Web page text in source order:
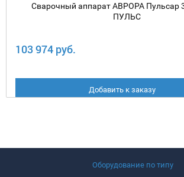
Сварочный аппарат АВРОРА Пульсар
ПУЛЬС
103 974 руб.
Добавить к заказу
Оборудование по типу